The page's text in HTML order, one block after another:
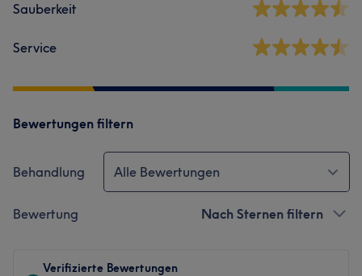
Sauberkeit
Service
Bewertungen filtern
Behandlung Alle Bewertungen
Bewertung Nach Sternen filtern
Verifizierte Bewertungen